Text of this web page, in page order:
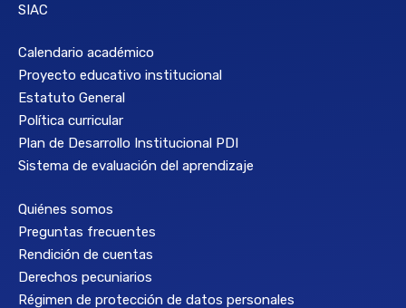
SIAC
Calendario académico
Proyecto educativo institucional
Estatuto General
Política curricular
Plan de Desarrollo Institucional PDI
Sistema de evaluación del aprendizaje
Quiénes somos
Preguntas frecuentes
Rendición de cuentas
Derechos pecuniarios
Régimen de protección de datos personales